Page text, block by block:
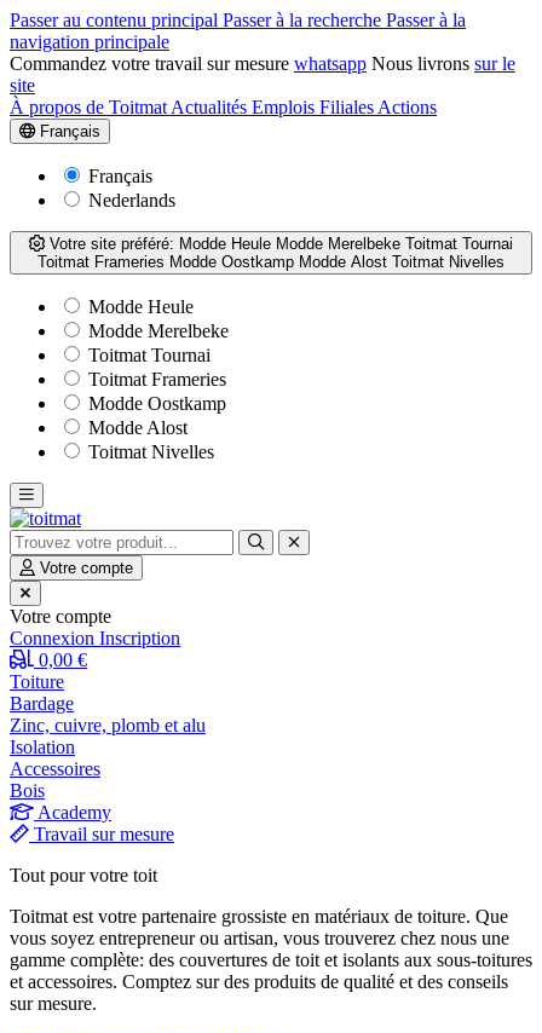
Passer au contenu principal Passer à la recherche Passer à la
navigation principale
Commandez votre travail sur mesure whatsapp Nous livrons sur le
site
À propos de Toitmat Actualités Emplois Filiales Actions
Français
Français
Nederlands
Votre site préféré: Modde Heule Modde Merelbeke Toitmat Tournai
Toitmat Frameries Modde Oostkamp Modde Alost Toitmat Nivelles
Modde Heule
Modde Merelbeke
Toitmat Tournai
Toitmat Frameries
Modde Oostkamp
Modde Alost
Toitmat Nivelles
Votre compte
Votre compte
Connexion Inscription
0,00 €
Toiture
Bardage
Zinc, cuivre, plomb et alu
Isolation
Accessoires
Bois
Academy
Travail sur mesure
Tout pour votre toit
Toitmat est votre partenaire grossiste en matériaux de toiture. Que
vous soyez entrepreneur ou artisan, vous trouverez chez nous une
gamme complète: des couvertures de toit et isolants aux sous-toitures
et accessoires. Comptez sur des produits de qualité et des conseils
sur mesure.